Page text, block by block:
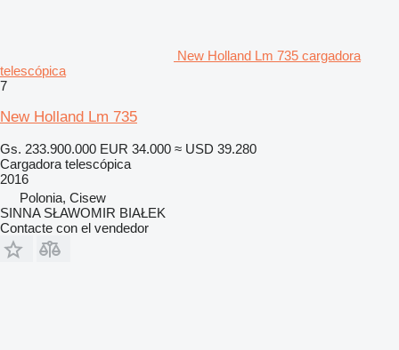
New Holland Lm 735 cargadora
telescópica
7
New Holland Lm 735
Gs. 233.900.000 EUR 34.000 ≈ USD 39.280
Cargadora telescópica
2016
Polonia, Cisew
SINNA SŁAWOMIR BIAŁEK
Contacte con el vendedor